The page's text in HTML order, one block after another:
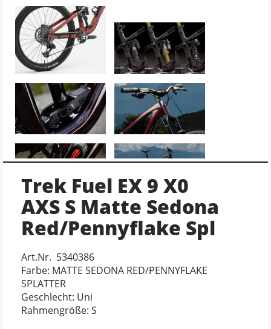
Trek Fuel EX 9 X0
AXS S Matte Sedona
Red/Pennyflake Spl
Art.Nr. 5340386
Farbe: MATTE SEDONA RED/PENNYFLAKE
SPLATTER
Geschlecht: Uni
Rahmengröße: S